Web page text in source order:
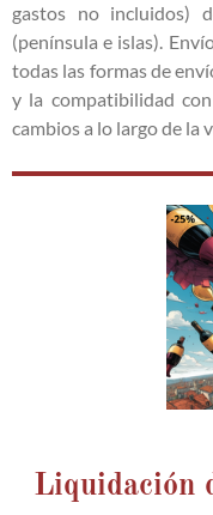
gastos no incluidos)
(península e islas).
todas las formas de
y la compatibilidad
cambios a lo largo de la
Liquidación